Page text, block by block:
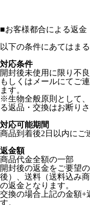
■お客様都合による返金
以下の条件にあてはま
対応条件
開封後未使用に限り不
もしくはメールにてご
ます。
※生物全般原則として
る返品・交換はお断り
対応可能期間
商品到着後2日以内にご
返金額
商品代金全額の一部
開封後の返金をご要望
後）、送料（送料込み
の返金となります。
交換の場合上記の金額+
す。